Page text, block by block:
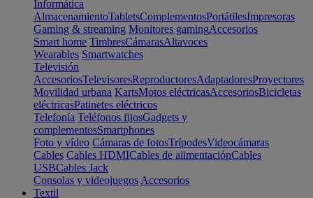
Informática
AlmacenamientoTabletsComplementosPortátilesImpresoras
Gaming & streaming Monitores gamingAccesorios
Smart home TimbresCámarasAltavoces
Wearables Smartwatches
Televisión
AccesoriosTelevisoresReproductoresAdaptadoresProyectores
Movilidad urbana KartsMotos eléctricasAccesoriosBicicletas
eléctricasPatinetes eléctricos
Telefonía Teléfonos fijosGadgets y
complementosSmartphones
Foto y vídeo Cámaras de fotosTrípodesVideocámaras
Cables Cables HDMICables de alimentaciónCables
USBCables Jack
Consolas y videojuegos Accesorios
Textil